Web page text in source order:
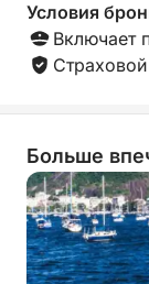
Условия
Включает
Больше